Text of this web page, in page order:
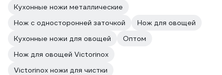
Кухонные ножи металлические
Нож с односторонней заточкой
Нож для овощей
Кухонные ножи для овощей
Оптом
Нож для овощей Victorinox
Victorinox ножи для чистки